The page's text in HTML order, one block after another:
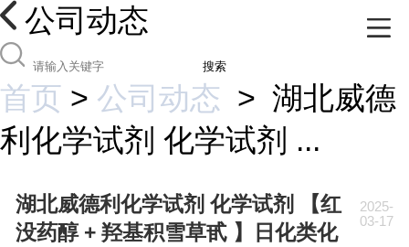
公司动态
搜索
首页 > 公司动态 > 湖北威德
利化学试剂 化学试剂 ...
湖北威德利化学试剂 化学试剂 【红
没药醇 + 羟基积雪草甙 】日化类化
2025-
03-17